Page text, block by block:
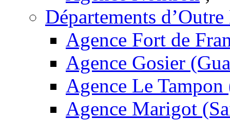
Départements
Agence Fort de
Agence Gosier
Agence Le
Agence Marigot